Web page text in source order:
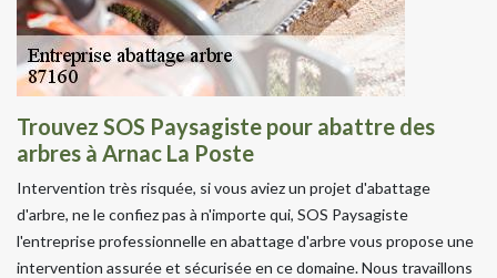
Trouvez SOS Paysagiste pour abattre des
arbres à Arnac La Poste
Intervention très risquée, si vous aviez un projet d'abattage
d'arbre, ne le confiez pas à n'importe qui, SOS Paysagiste
l'entreprise professionnelle en abattage d'arbre vous propose une
intervention assurée et sécurisée en ce domaine. Nous travaillons